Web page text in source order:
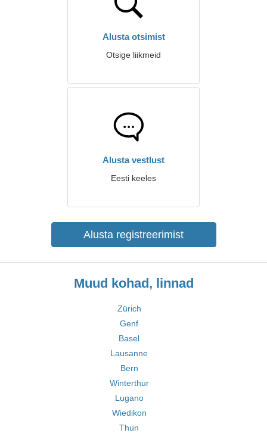
Alusta otsimist
Otsige liikmeid
Alusta vestlust
Eesti keeles
Alusta registreerimist
Muud kohad, linnad
Zürich
Genf
Basel
Lausanne
Bern
Winterthur
Lugano
Wiedikon
Thun